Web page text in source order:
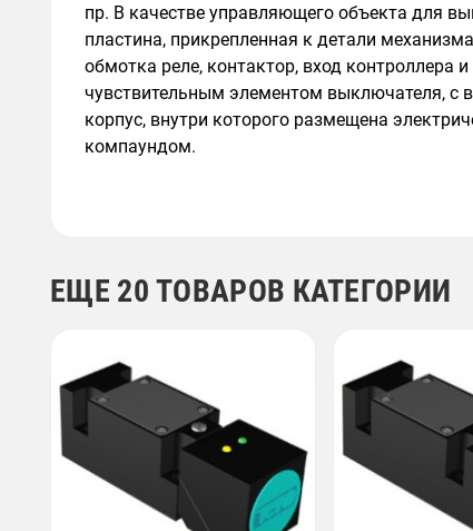
пр. В качестве управляющего объекта для
пластина, прикрепленная к детали
обмотка реле, контактор, вход контроллера
чувствительным элементом выключателя, с
корпус, внутри которого размещена
компаундом.
ЕЩЕ 20 ТОВАРОВ КАТЕГОРИИ